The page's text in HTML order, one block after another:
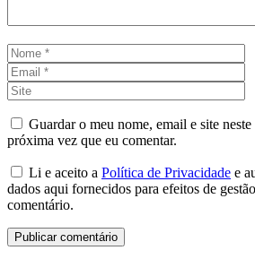
Nome
Guardar o meu nome, email e site neste
próxima vez que eu comentar.
Li e aceito a Política de Privacidade e
dados aqui fornecidos para efeitos de
comentário.